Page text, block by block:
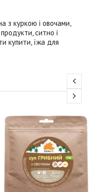
з куркою і овочами
ситно і
купити їжа для